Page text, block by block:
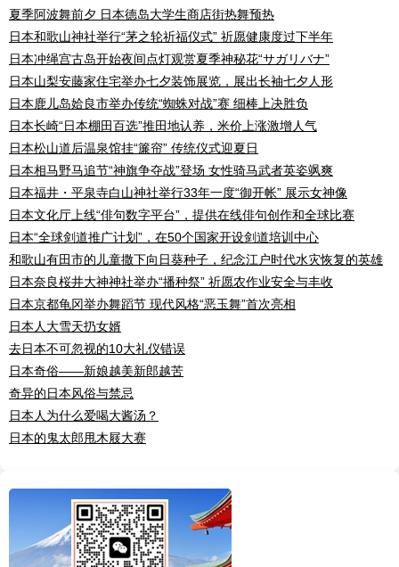
夏季阿波舞前夕 日本德岛大学生商店街热舞预热
日本和歌山神社举行“茅之轮祈福仪式” 祈愿健康度过下半年
日本冲绳宫古岛开始夜间点灯观赏夏季神秘花“サガリバナ”
日本山梨安藤家住宅举办七夕装饰展览，展出长袖七夕人形
日本鹿儿岛姶良市举办传统“蜘蛛对战”赛 细棒上决胜负
日本长崎“日本棚田百选”推田地认养，米价上涨激增人气
日本松山道后温泉馆挂“簾帘” 传统仪式迎夏日
日本相马野马追节“神旗争夺战”登场 女性骑马武者英姿飒爽
日本福井・平泉寺白山神社举行33年一度“御开帐” 展示女神像
日本文化厅上线“俳句数字平台”，提供在线俳句创作和全球比赛
日本“全球剑道推广计划”，在50个国家开设剑道培训中心
和歌山有田市的儿童撒下向日葵种子，纪念江户时代水灾恢复的英雄
日本奈良桜井大神神社举办“播种祭” 祈愿农作业安全与丰收
日本京都龟冈举办舞蹈节 现代风格“恶玉舞”首次亮相
日本人大雪天扔女婿
去日本不可忽视的10大礼仪错误
日本奇俗——新娘越美新郎越苦
奇异的日本风俗与禁忌
日本人为什么爱喝大酱汤？
日本的鬼太郎甩木屐大赛